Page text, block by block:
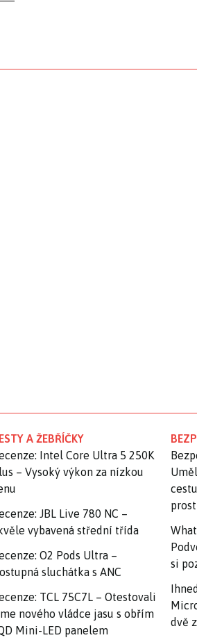
A ŽEBŘÍČKY
Intel Core Ultra 5 250K
– Vysoký výkon za nízkou
JBL Live 780 NC –
vybavená střední třída
O2 Pods Ultra –
sluchátka s ANC
TCL 75C7L – Otestovali
nového vládce jasu s obřím
Mini-LED panelem
si
dvě